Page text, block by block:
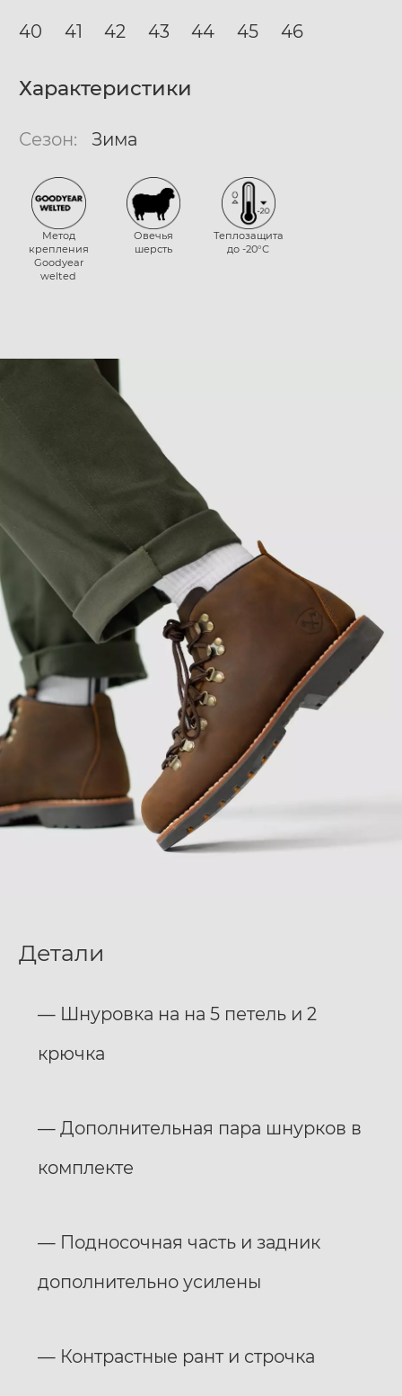
40 41 42 43 44 45 46
Характеристики
Сезон: Зима
Метод
крепления
Goodyear
welted
Овечья
шерсть
Теплозащита
до -20°С
Детали
—­ Шнуровка на на 5 петель и 2
крючка
­— Дополнительная пара шнурков в
комплекте
­— Подносочная часть и задник
дополнительно усилены
­— Контрастные рант и строчка